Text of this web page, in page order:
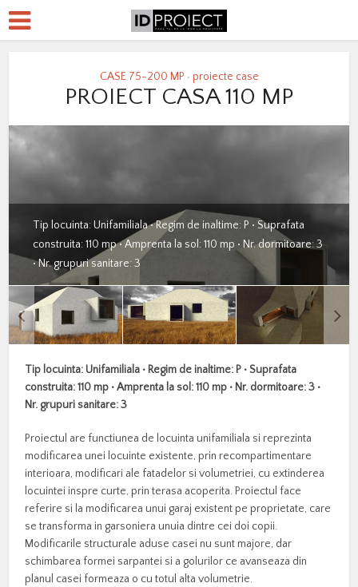
CASE 75-200 MP • proiecte case
PROIECT CASA 110 MP
Tip locuinta: Unifamiliala • Regim de inaltime: P • Suprafata
construita: 110 mp • Amprenta la sol: 110 mp • Nr. dormitoare: 3
• Nr. grupuri sanitare: 3
Tip locuinta: Unifamiliala • Regim de inaltime: P • Suprafata
construita: 110 mp • Amprenta la sol: 110 mp • Nr. dormitoare: 3 •
Nr. grupuri sanitare: 3
Proiectul are functiunea de locuinta unifamiliala si reprezinta
modificarea unei locuinte existente, prin recompartimentare
interioara, modificari ale fatadelor si volumetriei, cu extinderea
locuintei inspre curte, prin terasa acoperita. Proiectul face
referire si la modificarea unui garaj existent pe proprietate, care
se transforma in garsoniera unuia dintre cei doi copii.
Modificarile structurale aduse casei nu sunt majore, dar
schimbarea formei sarpantei si a golurilor ce avanseaza din
planul casei formeaza o cu totul alta volumetrie.